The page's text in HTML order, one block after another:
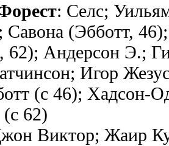
: Селс;
(Эбботт,
62); Андерсон Э.;
Игор
(с 46); Хадсон-
62)
Виктор; Жаир